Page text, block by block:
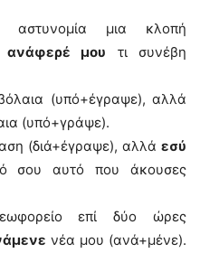
μια κλοπή
ανάφερέ μου τι συνέβη
(υπό+έγραψε), αλλά
(υπό+γράψε).
(διά+έγραψε), αλλά εσύ
σου αυτό που άκουσες
επί δύο ώρες
νέα μου (ανά+μένε).